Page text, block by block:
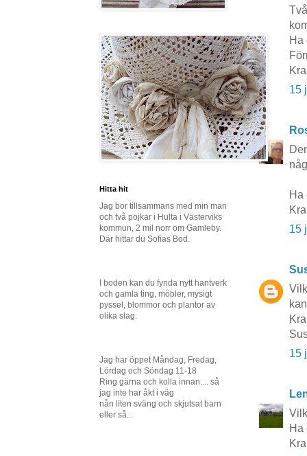
Ha
15
Ha
15
15
Ha
Hitta hit
Jag bor tillsammans med min man
och två pojkar i Hulta i Västerviks
kommun, 2 mil norr om Gamleby.
Där hittar du Sofias Bod.
I boden kan du fynda nytt hantverk
och gamla ting, möbler, mysigt
pyssel, blommor och plantor av
olika slag.
Jag har öppet Måndag, Fredag,
Lördag och Söndag 11-18
Ring gärna och kolla innan.... så
jag inte har åkt i väg
nån liten sväng och skjutsat barn
eller så...